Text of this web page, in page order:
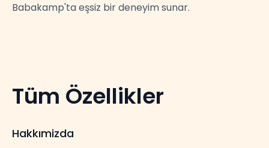
Babakamp'ta eşsiz bir deneyim sunar.
Tüm Özellikler
Hakkımizda